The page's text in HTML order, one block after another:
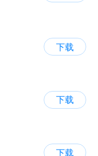
下载
下载
下载